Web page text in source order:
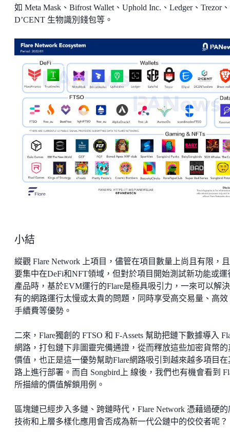
如 Meta Mask、Bifrost Wallet、Uphold Inc.、Ledger、Trezor、
D’CENT 生物識別錢包等。
小結
縱觀 Flare Network 上項目，儘管在項目數量上尚且有限，
要集中在DeFi和NFT領域，但對於項目開始測試新功能或運
產品時，基於EVM運行的Flare是極具吸引力，一來可以解
有的網路運行太慢或太貴的問題，同時享受高交易量、高效
手續費等優勢。
二來，Flare獨創的 FTSO 和 F-Assets 幫助把鏈下數據導入
網路，打包鏈下非圖靈完備通證，從而釋放這些加密貨幣的
價值，也正是這一優勢幫助Flare網路吸引到越來越多項目在
路上進行部署。而自 Songbird上 線後，我們也有機會看到
所描繪的價值解鎖用例。
區塊鏈已經步入多鏈、跨鏈時代，Flare Network 憑藉過硬的
技術和上層多樣化應用會否成為新一代公鏈中的佼佼者呢？